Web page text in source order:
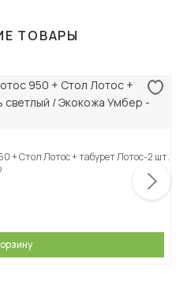
ТОВАРЫ
+ Стол Лотос + табурет Лотос-2 шт.